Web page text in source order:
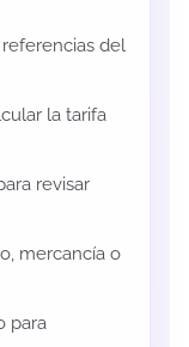
del
la tarifa
revisar
mercancía o
para